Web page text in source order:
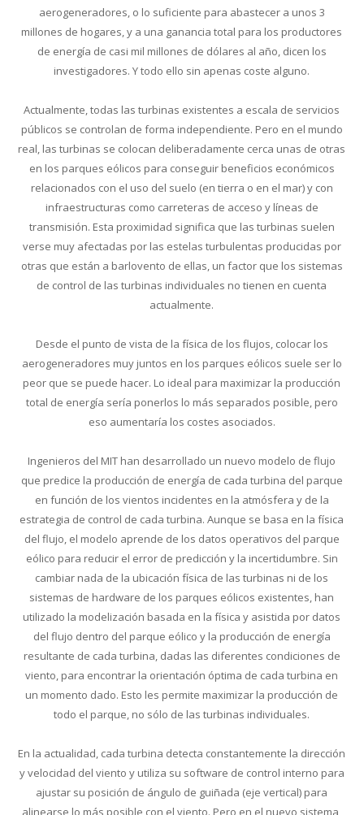
aerogeneradores, o lo suficiente para abastecer a unos 3
millones de hogares, y a una ganancia total para los productores
de energía de casi mil millones de dólares al año, dicen los
investigadores. Y todo ello sin apenas coste alguno.
Actualmente, todas las turbinas existentes a escala de servicios
públicos se controlan de forma independiente. Pero en el mundo
real, las turbinas se colocan deliberadamente cerca unas de otras
en los parques eólicos para conseguir beneficios económicos
relacionados con el uso del suelo (en tierra o en el mar) y con
infraestructuras como carreteras de acceso y líneas de
transmisión. Esta proximidad significa que las turbinas suelen
verse muy afectadas por las estelas turbulentas producidas por
otras que están a barlovento de ellas, un factor que los sistemas
de control de las turbinas individuales no tienen en cuenta
actualmente.
Desde el punto de vista de la física de los flujos, colocar los
aerogeneradores muy juntos en los parques eólicos suele ser lo
peor que se puede hacer. Lo ideal para maximizar la producción
total de energía sería ponerlos lo más separados posible, pero
eso aumentaría los costes asociados.
Ingenieros del MIT han desarrollado un nuevo modelo de flujo
que predice la producción de energía de cada turbina del parque
en función de los vientos incidentes en la atmósfera y de la
estrategia de control de cada turbina. Aunque se basa en la física
del flujo, el modelo aprende de los datos operativos del parque
eólico para reducir el error de predicción y la incertidumbre. Sin
cambiar nada de la ubicación física de las turbinas ni de los
sistemas de hardware de los parques eólicos existentes, han
utilizado la modelización basada en la física y asistida por datos
del flujo dentro del parque eólico y la producción de energía
resultante de cada turbina, dadas las diferentes condiciones de
viento, para encontrar la orientación óptima de cada turbina en
un momento dado. Esto les permite maximizar la producción de
todo el parque, no sólo de las turbinas individuales.
En la actualidad, cada turbina detecta constantemente la dirección
y velocidad del viento y utiliza su software de control interno para
ajustar su posición de ángulo de guiñada (eje vertical) para
alinearse lo más posible con el viento. Pero en el nuevo sistema,